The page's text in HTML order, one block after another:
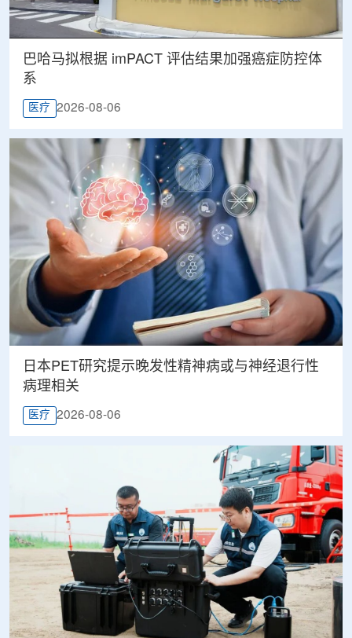
巴哈马拟根据 imPACT 评估结果加强癌症防控体
系
医疗 2026-08-06
日本PET研究提示晚发性精神病或与神经退行性
病理相关
医疗 2026-08-06